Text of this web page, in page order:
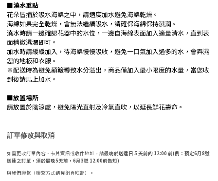
■澆水重點
花朵皆插於吸水海綿之中，請適度加水避免海綿乾燥。
海綿如果完全乾燥，會無法繼續吸水，請確保海綿保持濕潤。
澆水時請一邊確認花器中的水位，一邊自海綿表面加入適量清水，直到表
面稍微濕潤即可。
加水時請緩緩加入，待海綿慢慢吸收，避免一口氣加入過多的水，會弄濕
您的地板和衣服。
※配送時為避免顛簸導致水分溢出，商品僅加入最小限度的水量，當您收
到後請馬上加水。
■放置場所
請放置於陰涼處，避免陽光直射及冷氣直吹，以延長鮮花壽命。
訂單修改與取消
如需更改訂單內容、卡片資訊或收件地址，請最晚於送達日 5 天前的 12:00 前(例：預定6月8號
送達之訂單，須於最晚5天前，6月3號 12:00前告知)
與我們聯繫（聯繫方式請見網頁底部）。